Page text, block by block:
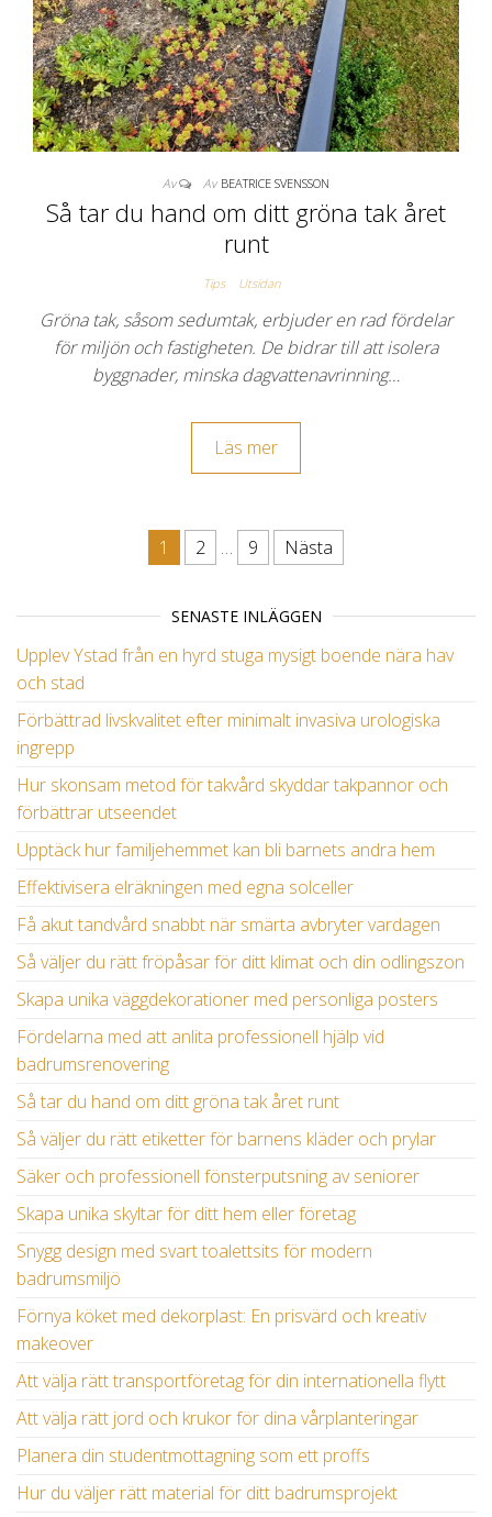
Av Av BEATRICE SVENSSON
Så tar du hand om ditt gröna tak året
runt
Tips Utsidan
Gröna tak, såsom sedumtak, erbjuder en rad fördelar
för miljön och fastigheten. De bidrar till att isolera
byggnader, minska dagvattenavrinning…
Läs mer
Inläggsnavigering
1 2 … 9 Nästa
SENASTE INLÄGGEN
Upplev Ystad från en hyrd stuga mysigt boende nära hav
och stad
Förbättrad livskvalitet efter minimalt invasiva urologiska
ingrepp
Hur skonsam metod för takvård skyddar takpannor och
förbättrar utseendet
Upptäck hur familjehemmet kan bli barnets andra hem
Effektivisera elräkningen med egna solceller
Få akut tandvård snabbt när smärta avbryter vardagen
Så väljer du rätt fröpåsar för ditt klimat och din odlingszon
Skapa unika väggdekorationer med personliga posters
Fördelarna med att anlita professionell hjälp vid
badrumsrenovering
Så tar du hand om ditt gröna tak året runt
Så väljer du rätt etiketter för barnens kläder och prylar
Säker och professionell fönsterputsning av seniorer
Skapa unika skyltar för ditt hem eller företag
Snygg design med svart toalettsits för modern
badrumsmiljö
Förnya köket med dekorplast: En prisvärd och kreativ
makeover
Att välja rätt transportföretag för din internationella flytt
Att välja rätt jord och krukor för dina vårplanteringar
Planera din studentmottagning som ett proffs
Hur du väljer rätt material för ditt badrumsprojekt